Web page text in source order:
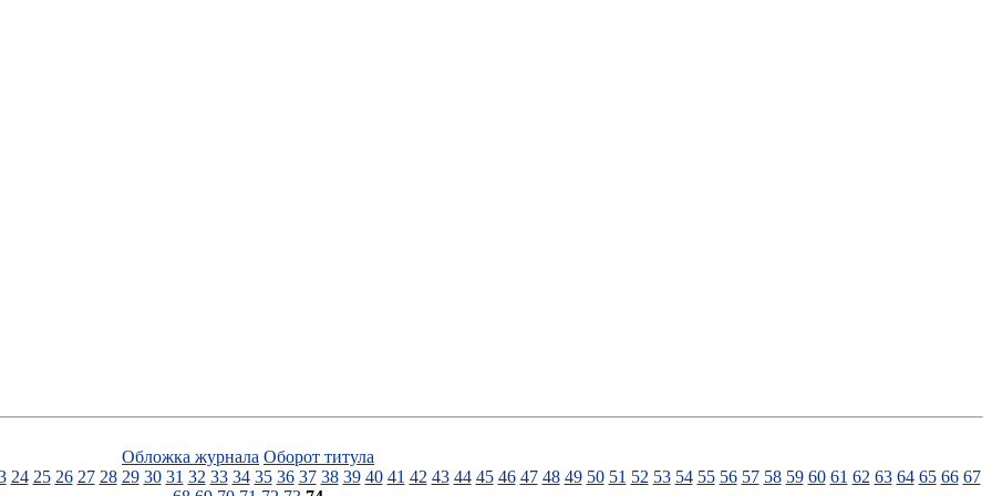
Обложка журнала Оборот титула
24 25 26 27 28 29 30 31 32 33 34 35 36 37 38 39 40 41 42 43 44 45 46 47 48 49 50 51 52 53 54 55 56 57 58 59 60 61 62 63 64 65 66 67